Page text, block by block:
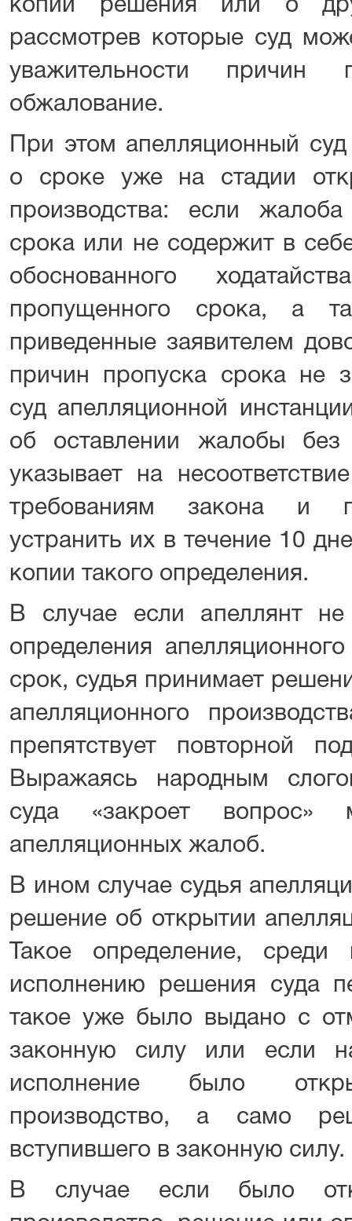
копии решения или о
рассмотрев которые суд
уважительности
обжалование.
При этом апелляционный
о сроке уже на стадии
производства: если
срока или не содержит в
обоснованного
пропущенного срока, а
приведенные заявителем
причин пропуска срока не
суд апелляционной
об оставлении жалобы
указывает на
требованиям закона и
устранить их в течение 10
копии такого определения.
В случае если апеллянт не
определения
срок, судья принимает
апелляционного
препятствует повторной
Выражаясь народным
суда «закроет вопрос»
апелляционных жалоб.
В ином случае судья
решение об открытии
Такое определение, среди
исполнению решения суда
такое уже было выдано с
законную силу или если
исполнение было
производство, а само
вступившего в законную силу.
В случае если было